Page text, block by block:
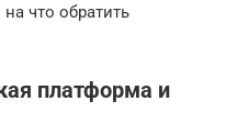
что обратить
платформа и